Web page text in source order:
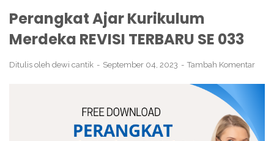
Perangkat Ajar Kurikulum
Merdeka REVISI TERBARU SE 033
Ditulis oleh dewi cantik September 04, 2023 Tambah Komentar